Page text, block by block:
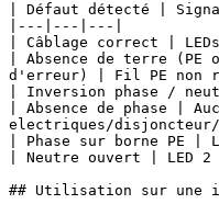
| Défaut détecté |
|---|---|---|
| Câblage correct |
| Absence de terre
d'erreur) | Fil PE non
| Inversion phase /
| Absence de phase |
electriques/disjoncteur/
| Phase sur borne PE
| Neutre ouvert | LED
## Utilisation sur une